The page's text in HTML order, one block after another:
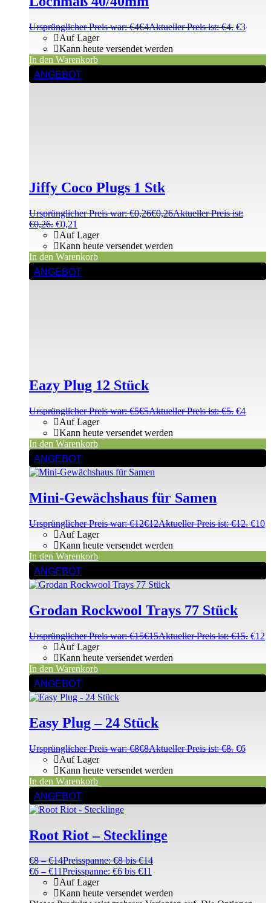
Ursprünglicher Preis war: €4€4Aktueller Preis ist: €4. €3
Auf Lager
Kann heute versendet werden
In den Warenkorb
ANGEBOT
Jiffy Coco Plugs 1 Stk
Ursprünglicher Preis war: €0,26€0,26Aktueller Preis ist:
€0,26. €0,21
Auf Lager
Kann heute versendet werden
In den Warenkorb
ANGEBOT
Eazy Plug 12 Stück
Ursprünglicher Preis war: €5€5Aktueller Preis ist: €5. €4
Auf Lager
Kann heute versendet werden
In den Warenkorb
ANGEBOT
Mini-Gewächshaus für Samen
Ursprünglicher Preis war: €12€12Aktueller Preis ist: €12. €10
Auf Lager
Kann heute versendet werden
In den Warenkorb
ANGEBOT
Grodan Rockwool Trays 77 Stück
Ursprünglicher Preis war: €15€15Aktueller Preis ist: €15. €12
Auf Lager
Kann heute versendet werden
In den Warenkorb
ANGEBOT
Easy Plug – 24 Stück
Ursprünglicher Preis war: €8€8Aktueller Preis ist: €8. €6
Auf Lager
Kann heute versendet werden
In den Warenkorb
ANGEBOT
Root Riot – Stecklinge
€8 –€14Preisspanne: €8 bis €14
€6 – €11Preisspanne: €6 bis €11
Auf Lager
Kann heute versendet werden